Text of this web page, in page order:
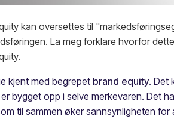
kan oversettes til
La meg forklare hvorfor
kjent med begrepet brand equity. Det
bygget opp i selve merkevaren. Det
til sammen øker sannsynligheten